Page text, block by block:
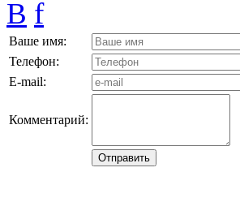
B f
Ваше имя:
Телефон:
E-mail:
Комментарий: